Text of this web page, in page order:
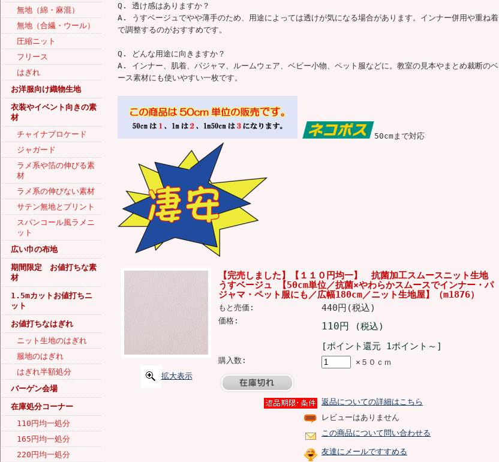
無地（綿・麻混）
無地（合繊・ウール）
圧縮ニット
フリース
はぎれ
お洋服向け織物生地
衣装やイベント向きの素
材
チャイナブロケード
ジャガード
ラメ系や箔の伸びる素
材
ラメ系の伸びない素材
サテン無地とプリント
スパンコール風ラメニ
ット
広い巾の布地
期間限定 お値打ちな素
材
1.5mカットお値打ちニ
ット
お値打ちなはぎれ
ニット生地のはぎれ
服地のはぎれ
はぎれ半額処分
バーゲン会場
在庫処分コーナー
110円均一処分
165円均一処分
220円均一処分
Q. 透け感はありますか？
A. うすベージュでやや薄手のため、用途によっては透けが気になる場合があります。インナー併用や重ね着
で調整するのがおすすめです。
Q. どんな用途に向きますか？
A. インナー、肌着、パジャマ、ルームウェア、ベビー小物、ペット服などに。教室の見本やまとめ裁断のベ
ース素材にも使いやすい一枚です。
50cmまで対応
拡大表示
【完売しました】【１１０円均一】 抗菌加工スムースニット生地
うすベージュ 【50cm単位／抗菌×やわらかスムースでインナー・パ
ジャマ・ペット服にも／広幅180cm／ニット生地屋】（m1876）
もと売価: 440円(税込)
価格: 110円
(税込)
[ポイント還元 1ポイント～]
購入数: ×５０ｃｍ
返品についての詳細はこちら
レビューはありません
この商品について問い合わせる
友達にメールですすめる